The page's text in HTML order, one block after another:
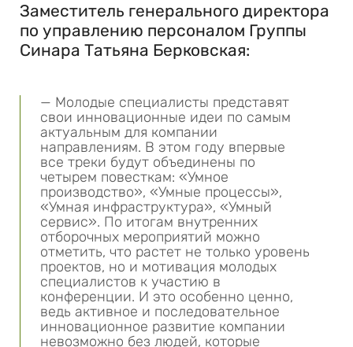
Заместитель генерального директора
по управлению персоналом Группы
Синара Татьяна Берковская:
— Молодые специалисты представят
свои инновационные идеи по самым
актуальным для компании
направлениям. В этом году впервые
все треки будут объединены по
четырем повесткам: «Умное
производство», «Умные процессы»,
«Умная инфраструктура», «Умный
сервис». По итогам внутренних
отборочных мероприятий можно
отметить, что растет не только уровень
проектов, но и мотивация молодых
специалистов к участию в
конференции. И это особенно ценно,
ведь активное и последовательное
инновационное развитие компании
невозможно без людей, которые